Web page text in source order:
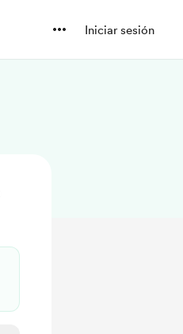
Iniciar sesión